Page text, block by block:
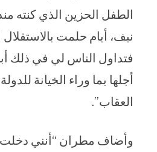
الطفل الحزين الذي كنته
نيف، أيام حلمت بالاستقلال
فتداول الناس لي في ذلك
أجلها بما وراء الخيانة
العقاب”.
وأضاف مطران “أنني